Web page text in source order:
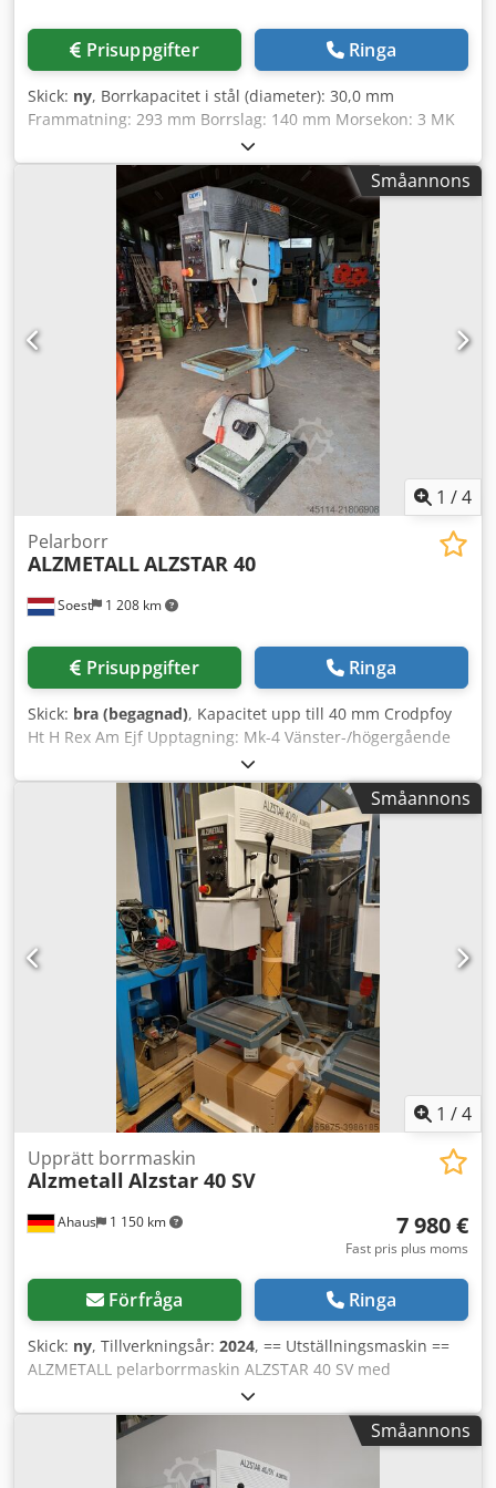
Prisuppgifter Ringa
Skick: ny, Borrkapacitet i stål (diameter): 30,0 mm
Frammatning: 293 mm Borrslag: 140 mm Morsekon: 3 MK
Bord: 515 x 360 mm Varvtal: 225 - 4 300 varv/min
Pelardiameter: 115 mm Avstånd spindel/bord: 132 / 724
mm Motoreffekt: 1,0 / 1,6 kW Vikt: 260 kg Maskinhöjd: 1 790
mm NY ALZMETALL MODELLSERIE 7" TFT-LCD-display med
touchfunktion: * Inställningsvärde för spindelvarvtal *
Visning av faktisk varvtal * Integrerad borrdjupsvisning *
Touch-nollpunktinställning * Virtuell borrdjupsskala i
displayen * Maskinstatus- och varningsmeddelanden i
displayen * Serviceinformation * Valbara användarspråk:
DE/EN/FR/ES/IT/NL/RU Utrustning: - Steglös
varvtalsinställning via justerspak - Spindelskydd med
elektriskt skydd - Tre separata tryckknappar för högergång
- vänstergång - stopp Codpfx Amoxaap Ao Eerf - Nödstopp
med svamptryckknapp (låsbar) - Huvudbrytare, låsbar -
Höger- och vänstergång via kontaktorstyrning -
Styrspänning 24 V - Skyddsklass IP 54 - Lackering: DD-
struktur-/signalvit RAL 9003, PANTONE 7545c, svart
Småannons
1 /4
Soest 1 208 km
Pelarborr
ALZMETALLALZSTAR 40
Prisuppgifter Ringa
Skick: bra (begagnad), Kapacitet upp till 40 mm Crodpfoy
Ht H Rex Am Ejf Upptagning: Mk-4 Vänster-/högergående
Variabelt varvtal med variatordrift
Småannons
1 /4
Ahaus 1 150 km
Upprätt borrmaskin
Alzmetall Alzstar 40 SV
7 980 €
Fast pris plus moms
Förfråga Ringa
Skick: ny, Tillverkningsår: 2024, == Utställningsmaskin ==
ALZMETALL pelarborrmaskin ALZSTAR 40 SV med
kylmedelsanläggning B (Tillval 25) (bestående av separat
behållare (33 l), pump med motorskyddsbrytare, komplett
armatur) och LED-maskinbelysning Standardutrustning:
Nödstopp med svampknapp, riktningsomkopplare (för
Småannons